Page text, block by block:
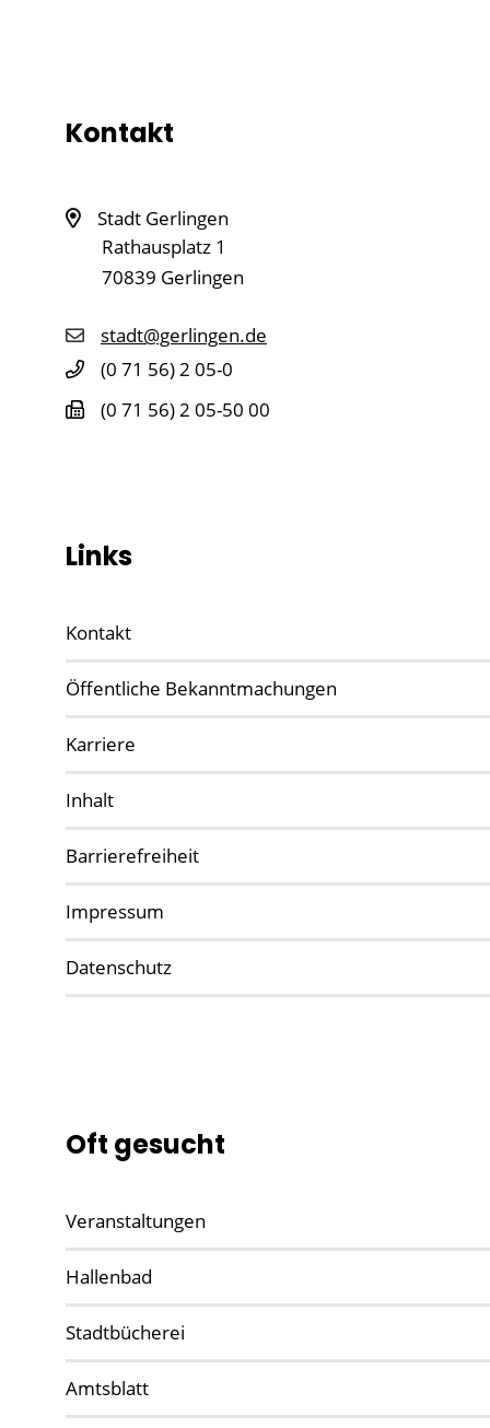
Kontakt
Stadt Gerlingen
Rathausplatz 1
70839 Gerlingen
stadt@gerlingen.de
(0 71 56) 2 05-0
(0 71 56) 2 05-50 00
Links
Kontakt
Öffentliche Bekanntmachungen
Karriere
Inhalt
Barrierefreiheit
Impressum
Datenschutz
Oft gesucht
Veranstaltungen
Hallenbad
Stadtbücherei
Amtsblatt